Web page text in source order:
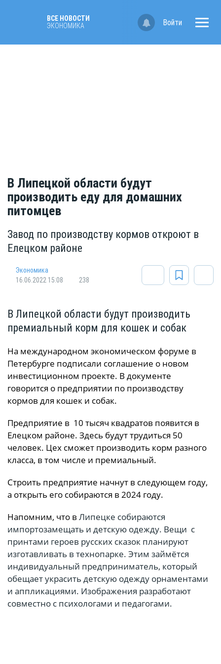
ВСЕ НОВОСТИ
ЭКОНОМИКА
Войти
В Липецкой области будут
производить еду для домашних
питомцев
Завод по производству кормов откроют в
Елецком районе
Экономика
16.06.2022 15:08
238
В Липецкой области будут производить
премиальный корм для кошек и собак
На международном экономическом форуме в
Петербурге подписали соглашение о новом
инвестиционном проекте. В документе
говорится о предприятии по производству
кормов для кошек и собак.
Предприятие в 10 тысяч квадратов появится в
Елецком районе. Здесь будут трудиться 50
человек. Цех сможет производить корм разного
класса, в том числе и премиальный.
Строить предприятие начнут в следующем году,
а открыть его собираются в 2024 году.
Напомним, что в Липецке собираются
импортозамещать и детскую одежду. Вещи с
принтами героев русских сказок планируют
изготавливать в технопарке. Этим займётся
индивидуальный предприниматель, который
обещает украсить детскую одежду орнаментами
и аппликациями. Изображения разработают
совместно с психологами и педагогами.